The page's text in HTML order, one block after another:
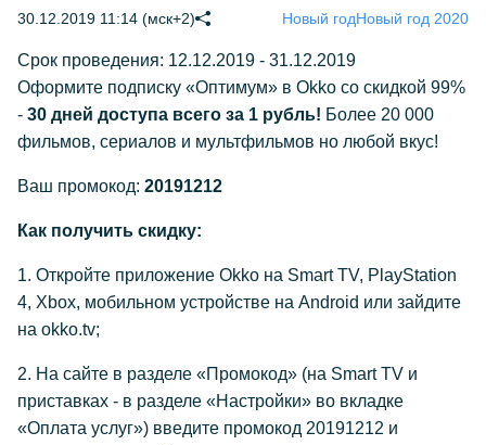
30.12.2019 11:14 (мск+2) Новый годНовый год 2020
Срок проведения: 12.12.2019 - 31.12.2019
Оформите подписку «Оптимум» в Okko со скидкой 99%
- 30 дней доступа всего за 1 рубль! Более 20 000
фильмов, сериалов и мультфильмов но любой вкус!
Ваш промокод: 20191212
Как получить скидку:
1. Откройте приложение Okko на Smart TV, PlayStation
4, Xbox, мобильном устройстве на Android или зайдите
на okko.tv;
2. На сайте в разделе «Промокод» (на Smart TV и
приставках - в разделе «Настройки» во вкладке
«Оплата услуг») введите промокод 20191212 и